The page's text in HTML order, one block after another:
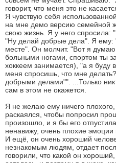
говорит, что меня это не
Я чувствую себя
на мне демо версию семейной
свою жизнь. Я у него спросила:
"Ну делай добрые дела". Я ему:
месте". Он молчит. "Вот я
больными ногами, спортом ты
хоккеем занимается), "а я буду
меня спросишь, что мне
добрыми делами"". ...Только
сам в этом не окажется.
Я не желаю ему ничего
раскаялся, чтобы попросил
произошло, и я бы его
ненавижу, очень плохие эмоции
И ещё, он очень хороший
незнакомым людям, отдает
говорили, что какой он